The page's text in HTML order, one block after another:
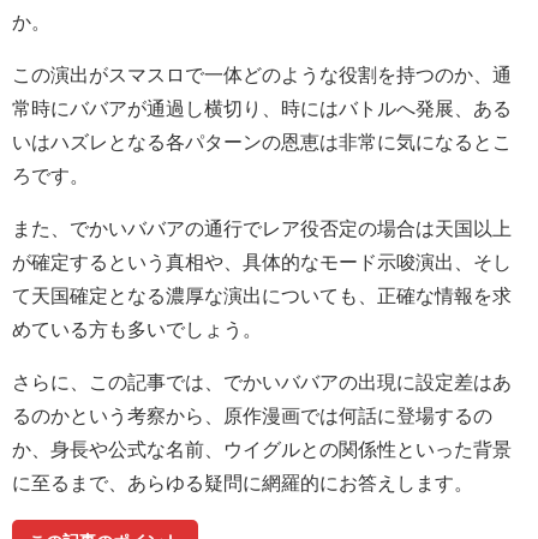
か。
この演出がスマスロで一体どのような役割を持つのか、通
常時にババアが通過し横切り、時にはバトルへ発展、ある
いはハズレとなる各パターンの恩恵は非常に気になるとこ
ろです。
また、でかいババアの通行でレア役否定の場合は天国以上
が確定するという真相や、具体的なモード示唆演出、そし
て天国確定となる濃厚な演出についても、正確な情報を求
めている方も多いでしょう。
さらに、この記事では、でかいババアの出現に設定差はあ
るのかという考察から、原作漫画では何話に登場するの
か、身長や公式な名前、ウイグルとの関係性といった背景
に至るまで、あらゆる疑問に網羅的にお答えします。